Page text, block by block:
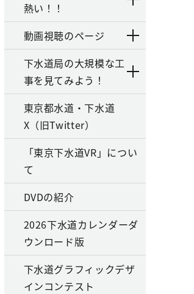
熱い！！
動画視聴のページ
下水道局の大規模な工
事を見てみよう！
東京都水道・下水道
X（旧Twitter）
「東京下水道VR」につい
て
DVDの紹介
2026下水道カレンダーダ
ウンロード版
下水道グラフィックデザ
インコンテスト